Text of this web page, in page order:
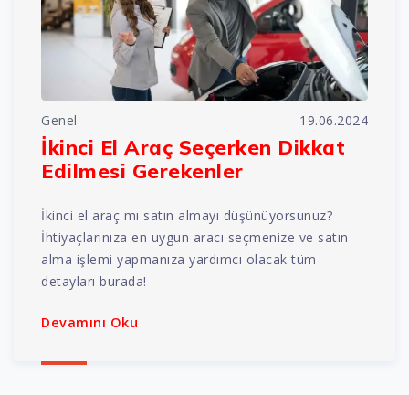
Genel 19.06.2024
İkinci El Araç Seçerken Dikkat
Edilmesi Gerekenler
İkinci el araç mı satın almayı düşünüyorsunuz?
İhtiyaçlarınıza en uygun aracı seçmenize ve satın
alma işlemi yapmanıza yardımcı olacak tüm
detayları burada!
Devamını Oku